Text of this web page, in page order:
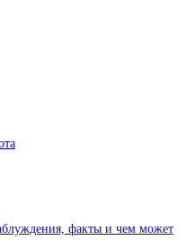
факты и чем может